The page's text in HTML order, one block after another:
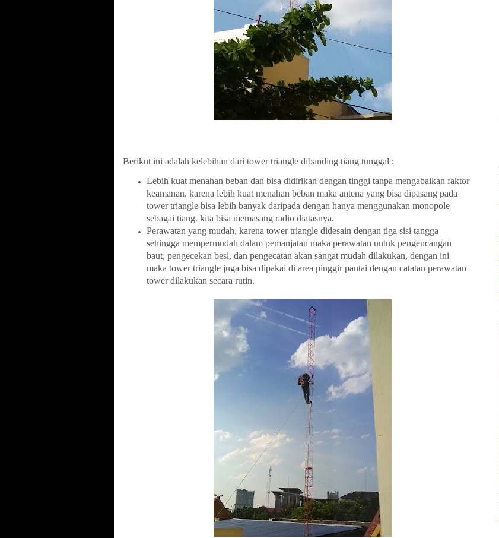
Berikut ini adalah kelebihan dari tower triangle dibanding tiang tunggal :
Lebih kuat menahan beban dan bisa didirikan dengan tinggi tanpa mengabaikan faktor
keamanan, karena lebih kuat menahan beban maka antena yang bisa dipasang pada
tower triangle bisa lebih banyak daripada dengan hanya menggunakan monopole
sebagai tiang. kita bisa memasang radio diatasnya.
Perawatan yang mudah, karena tower triangle didesain dengan tiga sisi tangga
sehingga mempermudah dalam pemanjatan maka perawatan untuk pengencangan
baut, pengecekan besi, dan pengecatan akan sangat mudah dilakukan, dengan ini
maka tower triangle juga bisa dipakai di area pinggir pantai dengan catatan perawatan
tower dilakukan secara rutin.